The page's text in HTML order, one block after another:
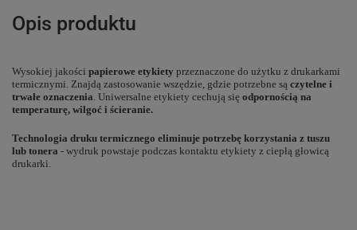
Opis produktu
Wysokiej jakości papierowe etykiety przeznaczone do użytku z drukarkami
termicznymi. Znajdą zastosowanie wszędzie, gdzie potrzebne są czytelne i
trwałe oznaczenia . Uniwersalne etykiety cechują się odpornością na
temperaturę, wilgoć i ścieranie.
Technologia druku termicznego eliminuje potrzebę korzystania z tuszu
lub tonera - wydruk powstaje podczas kontaktu etykiety z ciepłą głowicą
drukarki.